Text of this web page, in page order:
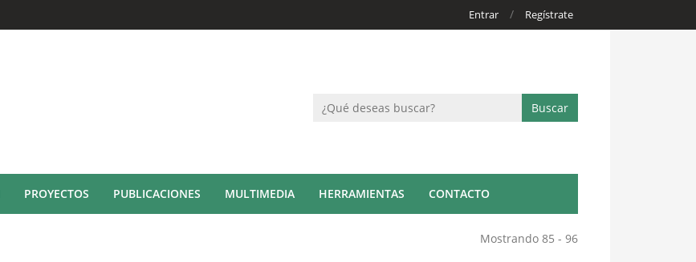
Entrar / Regístrate
PROYECTOS PUBLICACIONES MULTIMEDIA HERRAMIENTAS CONTACTO
Mostrando 85 - 96